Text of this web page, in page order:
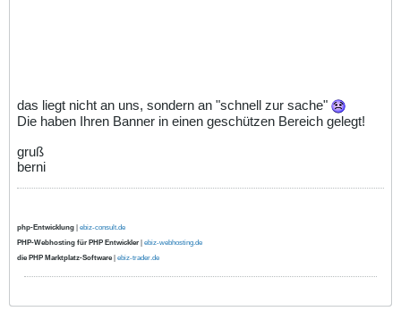
das liegt nicht an uns, sondern an "schnell zur sache"
Die haben Ihren Banner in einen geschützen Bereich gelegt!
gruß
berni
php-Entwicklung
ebiz-consult.de
PHP-Webhosting für PHP Entwickler
ebiz-webhosting.de
die PHP Marktplatz-Software
ebiz-trader.de